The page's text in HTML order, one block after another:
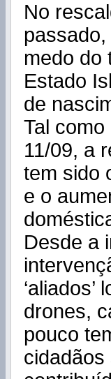
No
medo do
Estado
de
Tal
11/09, a
tem sido
e o
Desde a
drones,
pouco
cidadãos